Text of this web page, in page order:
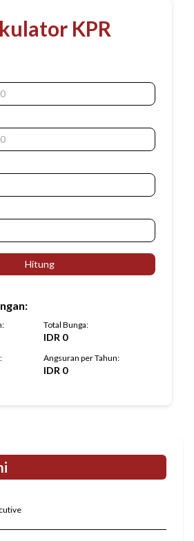
KPR
Hitung
:
: Total Bunga:
IDR 0
: Angsuran per Tahun:
IDR 0